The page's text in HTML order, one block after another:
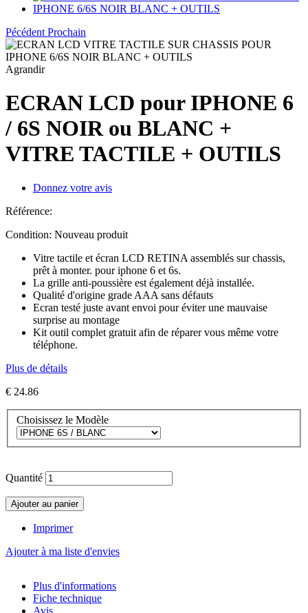
Pécédent Prochain
Agrandir
ECRAN LCD pour IPHONE 6
/ 6S NOIR ou BLANC +
VITRE TACTILE + OUTILS
Donnez votre avis
Référence:
Condition: Nouveau produit
Vitre tactile et écran LCD RETINA assemblés sur chassis,
prêt à monter. pour iphone 6 et 6s.
La grille anti-poussière est également déjà installée.
Qualité d'origine grade AAA sans défauts
Ecran testé juste avant envoi pour éviter une mauvaise
surprise au montage
Kit outil complet gratuit afin de réparer vous même votre
téléphone.
Plus de détails
€ 24.86
Choisissez le Modèle
Quantité
Ajouter au panier
Imprimer
Ajouter à ma liste d'envies
Plus d'informations
Fiche technique